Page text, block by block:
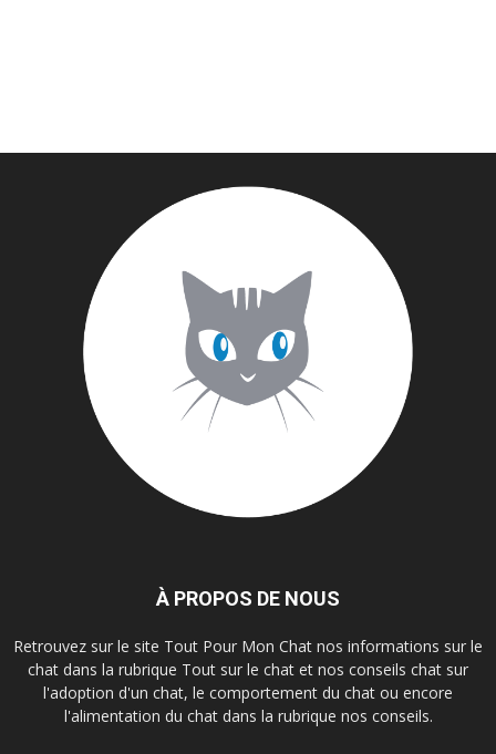
À PROPOS DE NOUS
Retrouvez sur le site Tout Pour Mon Chat nos informations sur le
chat dans la rubrique Tout sur le chat et nos conseils chat sur
l'adoption d'un chat, le comportement du chat ou encore
l'alimentation du chat dans la rubrique nos conseils.